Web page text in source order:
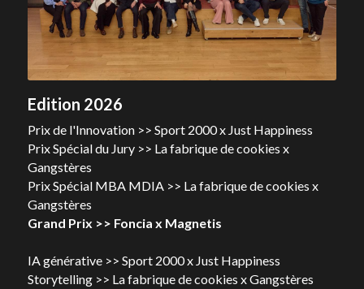
Edition 2026
Prix de l'Innovation >> Sport 2000 x Just Happiness
Prix Spécial du Jury >> La fabrique de cookies x
Gangstères
Prix Spécial MBA MDIA >> La fabrique de cookies x
Gangstères
Grand Prix >> Foncia x Magnetis
IA générative >> Sport 2000 x Just Happiness
Storytelling >> La fabrique de cookies x Gangstères